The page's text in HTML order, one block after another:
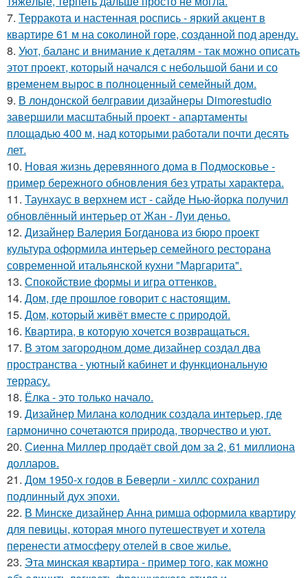
7. Терракота и настенная роспись - яркий акцент в
квартире 61 м на соколиной горе, созданной под аренду.
8. Уют, баланс и внимание к деталям - так можно описать
этот проект, который начался с небольшой бани и со
временем вырос в полноценный семейный дом.
9. В лондонской белгравии дизайнеры Dimorestudio
завершили масштабный проект - апартаменты
площадью 400 м, над которыми работали почти десять
лет.
10. Новая жизнь деревянного дома в Подмосковье -
пример бережного обновления без утраты характера.
11. Таунхаус в верхнем ист - сайде Нью-йорка получил
обновлённый интерьер от Жан - Луи деньо.
12. Дизайнер Валерия Богданова из бюро проект
культура оформила интерьер семейного ресторана
современной итальянской кухни "Маргарита".
13. Спокойствие формы и игра оттенков.
14. Дом, где прошлое говорит с настоящим.
15. Дом, который живёт вместе с природой.
16. Квартира, в которую хочется возвращаться.
17. В этом загородном доме дизайнер создал два
пространства - уютный кабинет и функциональную
террасу.
18. Ёлка - это только начало.
19. Дизайнер Милана колодник создала интерьер, где
гармонично сочетаются природа, творчество и уют.
20. Сиенна Миллер продаёт свой дом за 2, 61 миллиона
долларов.
21. Дом 1950-х годов в Беверли - хиллс сохранил
подлинный дух эпохи.
22. В Минске дизайнер Анна римша оформила квартиру
для певицы, которая много путешествует и хотела
перенести атмосферу отелей в свое жилье.
23. Эта минская квартира - пример того, как можно